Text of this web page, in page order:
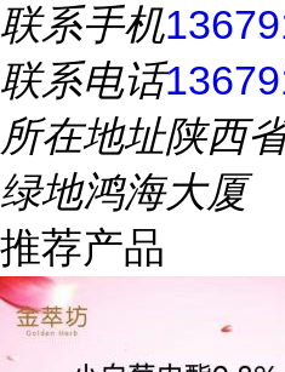
联系手机
联系电话
所在地址陕西
绿地鸿海大厦
推荐产品